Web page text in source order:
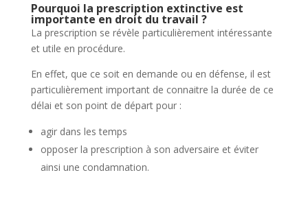
Pourquoi la prescription extinctive est
importante en droit du travail ?
La prescription se révèle particulièrement intéressante
et utile en procédure.
En effet, que ce soit en demande ou en défense, il est
particulièrement important de connaitre la durée de ce
délai et son point de départ pour :
agir dans les temps
opposer la prescription à son adversaire et éviter
ainsi une condamnation.